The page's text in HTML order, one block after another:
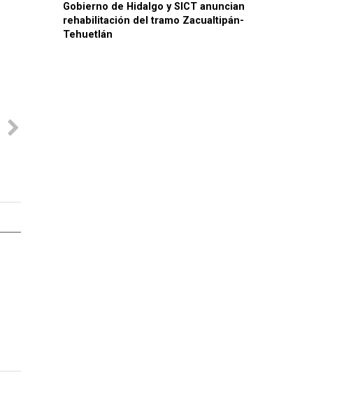
Gobierno de Hidalgo y SICT anuncian
rehabilitación del tramo Zacualtipán-
Tehuetlán